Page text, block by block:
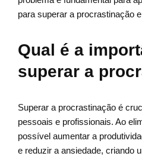
para superar a procrastinação
Qual é a
superar a
Superar a procrastinação é
pessoais e profissionais. Ao
possível aumentar a
e reduzir a ansiedade, criando